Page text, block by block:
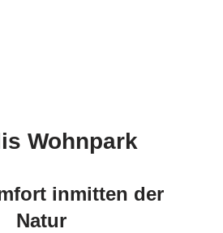
Wohnpark
inmitten der
Natur